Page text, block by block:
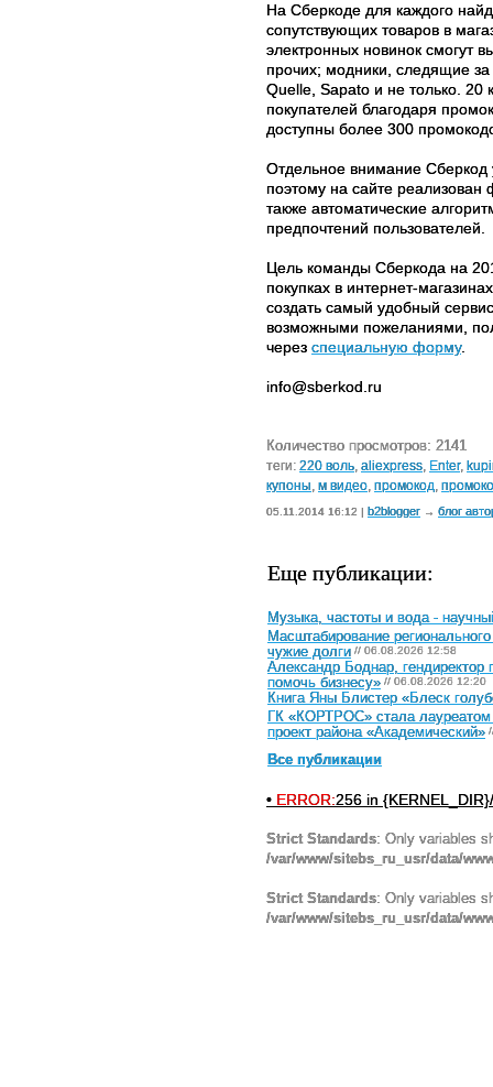
На Сберкоде для каждого
сопутствующих товаров в
электронных новинок смогут
прочих; модники, следящие за
Quelle, Sapato и не только. 20
покупателей благодаря
доступны более 300
Отдельное внимание Сберкод
поэтому на сайте
также автоматические
предпочтений пользователей.
Цель команды Сберкода на
покупках в интернет-
создать самый удобный
возможными пожеланиями,
через специальную форму.
info@sberkod.ru
Количество просмотров: 2141
теги: 220 воль aliexpress Enter,
купоны м видео промокод
05.11.2014 16:12 | b2blogger → блог
Еще публикации:
Музыка, частоты и вода -
Масштабирование
чужие долги // 06.08.2026 12:58
Александр Боднар,
помочь бизнесу» // 06.08.2026 12:20
Книга Яны Блистер «Блеск
ГК «КОРТРОС» стала лауреатом
проект района «Академический»
Все публикации
• ERROR:256 in
Strict Standards: Only variables
/var/www/sitebs_ru_usr/data/
Strict Standards: Only variables
/var/www/sitebs_ru_usr/data/